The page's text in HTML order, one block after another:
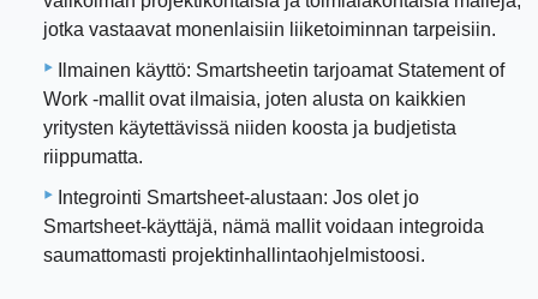
jotka vastaavat monenlaisiin liiketoiminnan tarpeisiin.
Ilmainen käyttö: Smartsheetin tarjoamat Statement of
Work -mallit ovat ilmaisia, joten alusta on kaikkien
yritysten käytettävissä niiden koosta ja budjetista
riippumatta.
Integrointi Smartsheet-alustaan: Jos olet jo
Smartsheet-käyttäjä, nämä mallit voidaan integroida
saumattomasti projektinhallintaohjelmistoosi.